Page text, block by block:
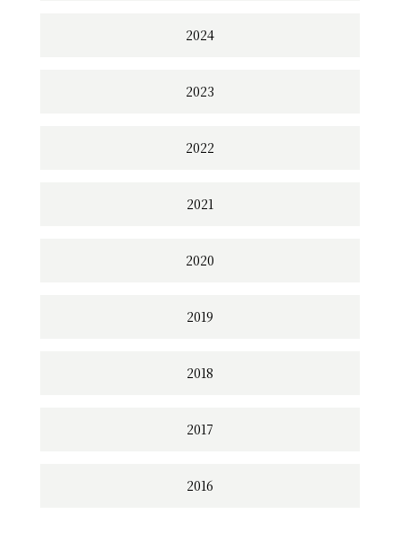
2024
2023
2022
2021
2020
2019
2018
2017
2016